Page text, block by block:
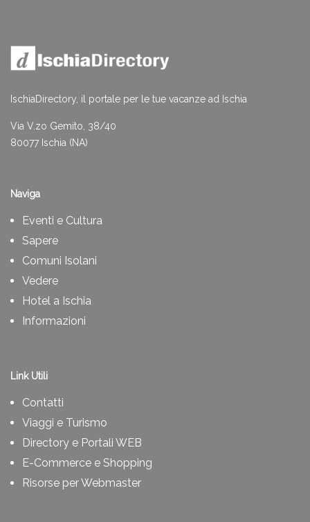
IschiaDirectory, il portale per le tue vacanze ad Ischia
Via V.zo Gemito, 38/40
80077 Ischia (NA)
Naviga
Eventi e Cultura
Sapere
Comuni Isolani
Vedere
Hotel a Ischia
Informazioni
Link Utili
Contatti
Viaggi e Turismo
Directory e Portali WEB
E-Commerce e Shopping
Risorse per Webmaster